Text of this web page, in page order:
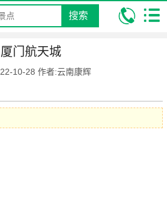
搜索
厦门航天城
10-28 作者:云南康辉